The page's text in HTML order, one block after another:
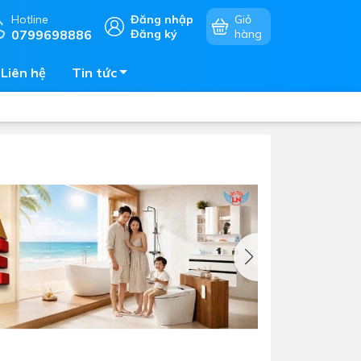
Hotline
0799698886
Đăng nhập
Đăng ký
Giỏ
hàng
Bếp điện - bếp từ âm bàn
Vòi chậu rửa chén
Bếp gas âm bàn
Máy hút khói - hút mùi
Lò vi sóng - lò nướng - lò hấp
Phụ kiện nhà bếp
Liên hệ Tin tức